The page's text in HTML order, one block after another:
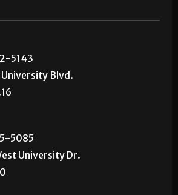
5143
University Blvd.
5085
University Dr.